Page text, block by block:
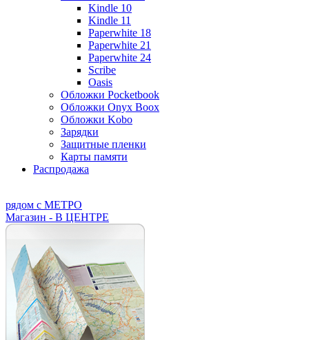
Kindle 10
Kindle 11
Paperwhite 18
Paperwhite 21
Paperwhite 24
Scribe
Oasis
Обложки Pocketbook
Обложки Onyx Boox
Обложки Kobo
Зарядки
Защитные пленки
Карты памяти
Распродажа
рядом с МЕТРО
Магазин - В ЦЕНТРЕ